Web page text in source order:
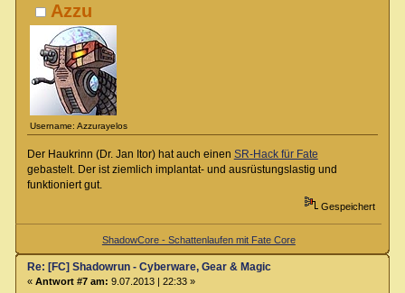
Azzu
Username: Azzurayelos
Der Haukrinn (Dr. Jan Itor) hat auch einen SR-Hack für Fate
gebastelt. Der ist ziemlich implantat- und ausrüstungslastig und
funktioniert gut.
Gespeichert
ShadowCore - Schattenlaufen mit Fate Core
Re: [FC] Shadowrun - Cyberware, Gear & Magic
« Antwort #7 am: 9.07.2013 | 22:33 »